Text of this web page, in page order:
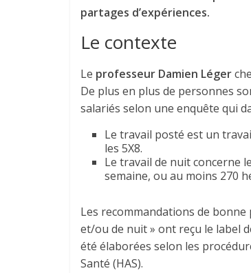
partages d’expériences.
Le contexte
Le professeur Damien Léger
De plus en plus de personnes
salariés selon une enquête qui
Le travail posté est un
les 5X8.
Le travail de nuit concerne
semaine, ou au moins 270
Les recommandations de
et/ou de nuit » ont reçu le label
été élaborées selon les
Santé (HAS).